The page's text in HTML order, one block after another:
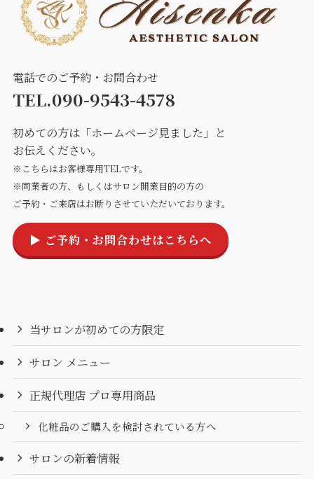
電話でのご予約・お問合わせ
TEL.090-9543-4578
初めての方は「ホームページ見ました」と
お伝えください。
※こちらはお客様専用TELです。
※同業者の方、もしくはサロン開業目的の方の
ご予約・ご来店はお断りさせていただいております。
▶ ご予約・お問合わせはこちらへ
当サロンが初めての方限定
サロン メニュー
正規代理店 プロ専用商品
化粧品のご購入を検討されている方へ
サロンの新着情報